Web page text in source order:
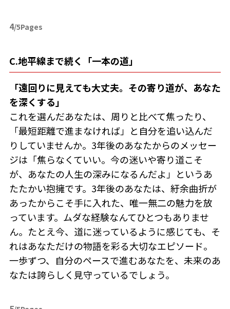
4/5Pages
C.地平線まで続く「一本の道」
「遠回りに見えても大丈夫。その寄り道が、あなた
を深くする」
これを選んだあなたは、周りと比べて焦ったり、
「最短距離で進まなければ」と自分を追い込んだ
りしていませんか。3年後のあなたからのメッセー
ジは「焦らなくていい。今の迷いや寄り道こそ
が、あなたの人生の深みになるんだよ」というあ
たたかい抱擁です。3年後のあなたは、紆余曲折が
あったからこそ手に入れた、唯一無二の魅力を放
っています。ムダな経験なんてひとつもありませ
ん。たとえ今、道に迷っているように感じても、そ
れはあなただけの物語を彩る大切なエピソード。
一歩ずつ、自分のペースで進むあなたを、未来のあ
なたは誇らしく見守っているでしょう。